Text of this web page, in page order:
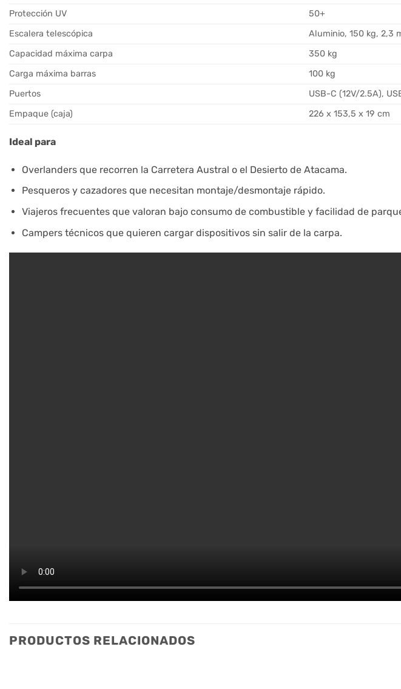
Protección UV
50+
Escalera telescópica
Aluminio, 150 kg, 2,3
Capacidad máxima carpa
350 kg
Carga máxima barras
100 kg
Puertos
USB-C (12V/2.5A),
Empaque (caja)
226 x 153,5 x 19 cm
Ideal para
Overlanders que recorren la Carretera Austral o el Desierto de Atacama.
Pesqueros y cazadores que necesitan montaje/desmontaje rápido.
Viajeros frecuentes que valoran bajo consumo de combustible y facilidad de
Campers técnicos que quieren cargar dispositivos sin salir de la carpa.
PRODUCTOS RELACIONADOS